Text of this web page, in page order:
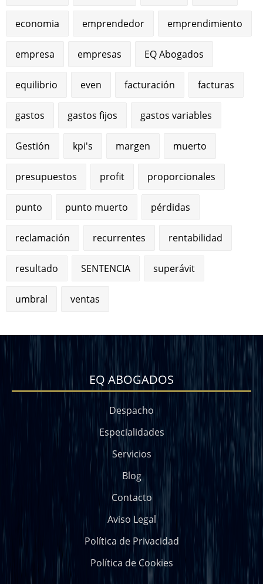
economia emprendedor emprendimiento
empresa empresas EQ Abogados
equilibrio even facturación facturas
gastos gastos fijos gastos variables
Gestión kpi's margen muerto
presupuestos profit proporcionales
punto punto muerto pérdidas
reclamación recurrentes rentabilidad
resultado SENTENCIA superávit
umbral ventas
EQ ABOGADOS
Despacho
Especialidades
Servicios
Blog
Contacto
Aviso Legal
Política de Privacidad
Política de Cookies